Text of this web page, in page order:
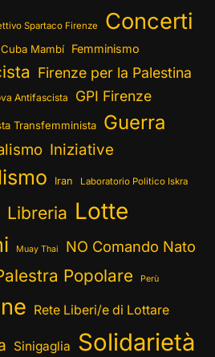
Spartaco Firenze Concerti
Cuba Mambí Femminismo
Firenze per la Palestina
Antifascista GPI Firenze
Transfemminista Guerra
Iniziative
Iran Laboratorio Politico Iskra
Libreria Lotte
Muay Thai NO Comando Nato
Popolare Perù
Rete Liberi/e di Lottare
Sinigaglia Solidarietà